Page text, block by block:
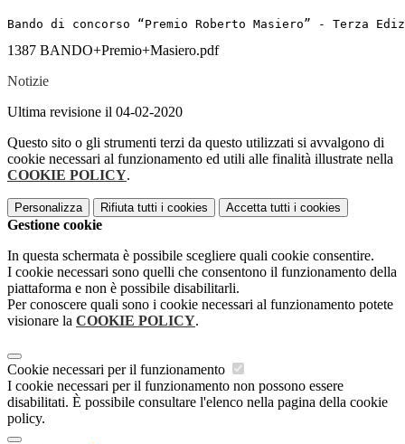
Bando di concorso “Premio Roberto Masiero” - Terza
1387 BANDO+Premio+Masiero.pdf
Notizie
Ultima revisione il 04-02-2020
Questo sito o gli strumenti terzi da questo utilizzati si avvalgono di
cookie necessari al funzionamento ed utili alle finalità illustrate nella
COOKIE POLICY.
Personalizza Rifiuta tutti i cookies Accetta tutti i cookies
Gestione cookie
In questa schermata è possibile scegliere quali cookie consentire.
I cookie necessari sono quelli che consentono il funzionamento della
piattaforma e non è possibile disabilitarli.
Per conoscere quali sono i cookie necessari al funzionamento potete
visionare la COOKIE POLICY.
Cookie necessari per il funzionamento
I cookie necessari per il funzionamento non possono essere
disabilitati. È possibile consultare l'elenco nella pagina della cookie
policy.